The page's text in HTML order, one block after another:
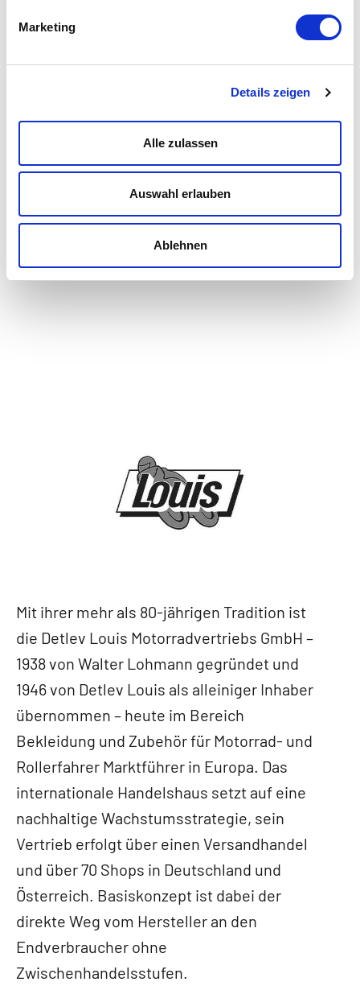
Marketing
Details zeigen
Alle zulassen
Auswahl erlauben
Ablehnen
TypeScript, Zend Framework, Firebird,
MySQL (Percona Cluster), JavaScript,
Docker, SASS, Concrete5, Symfony,
AWS, Gitlab, MongoDB, Redis,
Methoden & Workshops:
ATAM (Architektur-Trade-off-Analyse),
Management-Beratung, Value-Stream
Mapping, Modernisierungsstrategien,
Mit ihrer mehr als 80-jährigen Tradition ist
die Detlev Louis Motorradvertriebs GmbH –
1938 von Walter Lohmann gegründet und
1946 von Detlev Louis als alleiniger Inhaber
übernommen – heute im Bereich
Bekleidung und Zubehör für Motorrad- und
Rollerfahrer Marktführer in Europa. Das
internationale Handelshaus setzt auf eine
nachhaltige Wachstumsstrategie, sein
Vertrieb erfolgt über einen Versandhandel
und über 70 Shops in Deutschland und
Österreich. Basiskonzept ist dabei der
direkte Weg vom Hersteller an den
Endverbraucher ohne
Zwischenhandelsstufen.